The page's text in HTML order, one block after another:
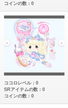
コインの数：0
ココロレベル：0
SRアイテムの数：0
コインの数：0